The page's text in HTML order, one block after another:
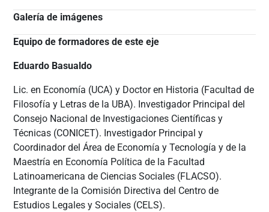
Galería de imágenes
Equipo de formadores de este eje
Eduardo Basualdo
Lic. en Economía (UCA) y Doctor en Historia (Facultad de
Filosofía y Letras de la UBA). Investigador Principal del
Consejo Nacional de Investigaciones Científicas y
Técnicas (CONICET). Investigador Principal y
Coordinador del Área de Economía y Tecnología y de la
Maestría en Economía Política de la Facultad
Latinoamericana de Ciencias Sociales (FLACSO).
Integrante de la Comisión Directiva del Centro de
Estudios Legales y Sociales (CELS).